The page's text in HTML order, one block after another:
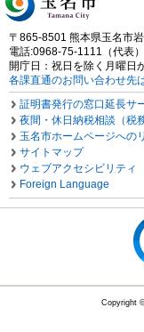
〒865-8501 熊本県玉名市
電話:0968-75-1111（代表）
開庁日：祝日を除く月曜日
各課直通のお問い合わせ先
証明書発行の窓口延長サ
夜間・休日納税相談（税
玉名市ホームページへの
サイトマップ
ウェブアクセシビリティ
Foreign Language
Copyright